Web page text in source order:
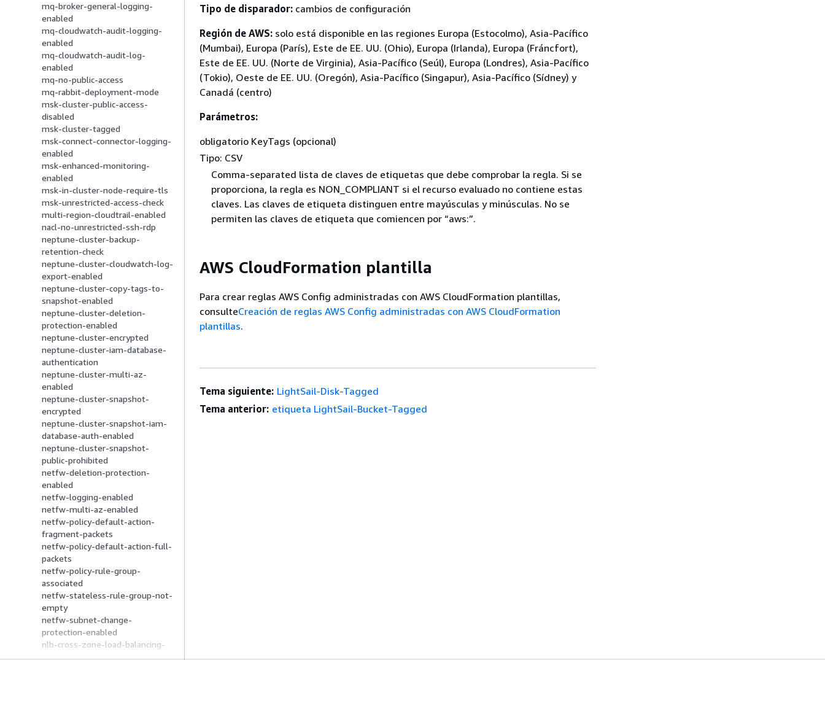
mq-broker-general-logging-
enabled
mq-cloudwatch-audit-logging-
enabled
mq-cloudwatch-audit-log-
enabled
mq-no-public-access
mq-rabbit-deployment-mode
msk-cluster-public-access-
disabled
msk-cluster-tagged
msk-connect-connector-logging-
enabled
msk-enhanced-monitoring-
enabled
msk-in-cluster-node-require-tls
msk-unrestricted-access-check
multi-region-cloudtrail-enabled
nacl-no-unrestricted-ssh-rdp
neptune-cluster-backup-
retention-check
neptune-cluster-cloudwatch-log-
export-enabled
neptune-cluster-copy-tags-to-
snapshot-enabled
neptune-cluster-deletion-
protection-enabled
neptune-cluster-encrypted
neptune-cluster-iam-database-
authentication
neptune-cluster-multi-az-
enabled
neptune-cluster-snapshot-
encrypted
neptune-cluster-snapshot-iam-
database-auth-enabled
neptune-cluster-snapshot-
public-prohibited
netfw-deletion-protection-
enabled
netfw-logging-enabled
netfw-multi-az-enabled
netfw-policy-default-action-
fragment-packets
netfw-policy-default-action-full-
packets
netfw-policy-rule-group-
associated
netfw-stateless-rule-group-not-
empty
netfw-subnet-change-
protection-enabled
nlb-cross-zone-load-balancing-
Tipo de disparador: cambios de configuración
Región de AWS: solo está disponible en las regiones Europa (Estocolmo), Asia-Pacífico
(Mumbai), Europa (París), Este de EE. UU. (Ohio), Europa (Irlanda), Europa (Fráncfort),
Este de EE. UU. (Norte de Virginia), Asia-Pacífico (Seúl), Europa (Londres), Asia-Pacífico
(Tokio), Oeste de EE. UU. (Oregón), Asia-Pacífico (Singapur), Asia-Pacífico (Sídney) y
Canadá (centro)
Parámetros:
obligatorio KeyTags (opcional)
Tipo: CSV
Comma-separated lista de claves de etiquetas que debe comprobar la regla. Si se
proporciona, la regla es NON_COMPLIANT si el recurso evaluado no contiene estas
claves. Las claves de etiqueta distinguen entre mayúsculas y minúsculas. No se
permiten las claves de etiqueta que comiencen por “aws:”.
AWS CloudFormation plantilla
Para crear reglas AWS Config administradas con AWS CloudFormation plantillas,
consulteCreación de reglas AWS Config administradas con AWS CloudFormation
plantillas.
Tema siguiente: LightSail-Disk-Tagged
Tema anterior: etiqueta LightSail-Bucket-Tagged